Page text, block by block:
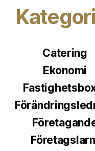
Catering
Ekonomi